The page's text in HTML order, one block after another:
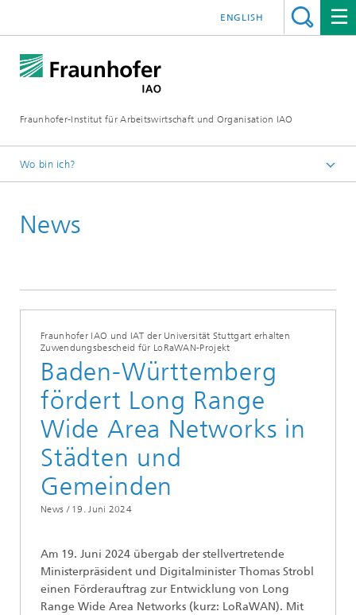
Fraunhofer-Institut für Arbeitswirtschaft und Organisation IAO
ENGLISH
Wo bin ich?
News
Fraunhofer IAO und IAT der Universität Stuttgart erhalten
Zuwendungsbescheid für LoRaWAN-Projekt
Baden-Württemberg
fördert Long Range
Wide Area Networks in
Städten und
Gemeinden
News / 19. Juni 2024
Am 19. Juni 2024 übergab der stellvertretende
Ministerpräsident und Digitalminister Thomas Strobl
einen Förderauftrag zur Entwicklung von Long
Range Wide Area Networks (kurz: LoRaWAN). Mit